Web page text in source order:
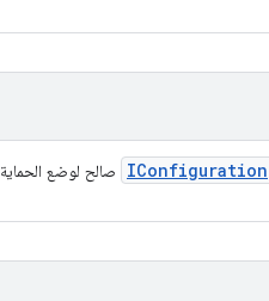
IConfiguration صالح لوضع الحماية